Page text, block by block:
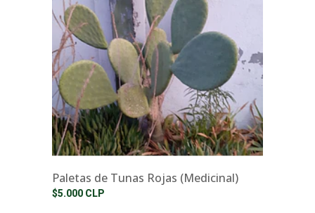
Paletas de Tunas Rojas (Medicinal)
$5.000 CLP